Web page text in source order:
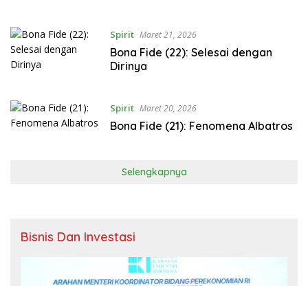
Spirit Maret 21, 2026
Bona Fide (22): Selesai dengan
Dirinya
Spirit Maret 20, 2026
Bona Fide (21): Fenomena Albatros
Selengkapnya
Bisnis Dan Investasi